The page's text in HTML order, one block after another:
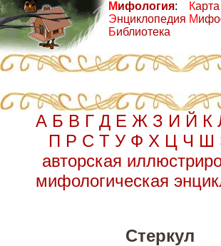
Мифология:
Энциклопедия
Библиотека
К
М
А Б В Г Д Е Ж З И Й К
П Р С Т У Ф Х Ц Ч Ш
авторская
мифологическая
Стеркул